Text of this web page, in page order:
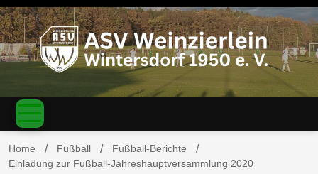
S
k
i
p
c
ASV
Home Fußball
Fußball-Berichte
Einladung zur Fußball-Jahreshauptversammlung 2020